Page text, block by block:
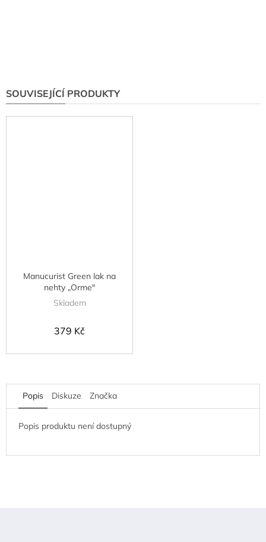
SOUVISEJÍCÍ PRODUKTY
Manucurist Green lak na
nehty „Orme"
Skladem
379 Kč
Popis Diskuze Značka
Popis produktu není dostupný